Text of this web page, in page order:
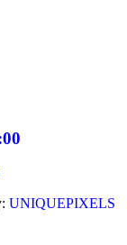
UNIQUEPIXELS